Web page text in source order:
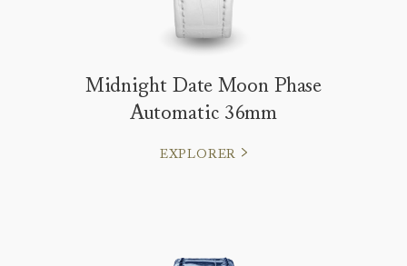
Midnight Date Moon Phase
Automatic 36mm
EXPLORER